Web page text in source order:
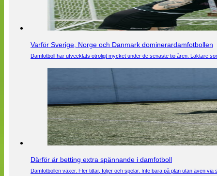
Varför Sverige, Norge och Danmark dominerardamfotbollen
Damfotboll har utvecklats otroligt mycket under de senaste tio åren. Läktare
Därför är betting extra spännande i damfotboll
Damfotbollen växer. Fler tittar, följer och spelar. Inte bara på plan utan även